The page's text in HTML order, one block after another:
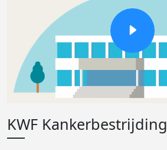
KWF Kankerbestrijding